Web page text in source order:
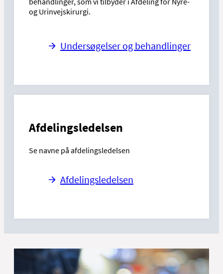
og Urinvejskirurgi.
Undersøgelser og behandlinger
Afdelingsledelsen
Se navne på afdelingsledelsen
Afdelingsledelsen